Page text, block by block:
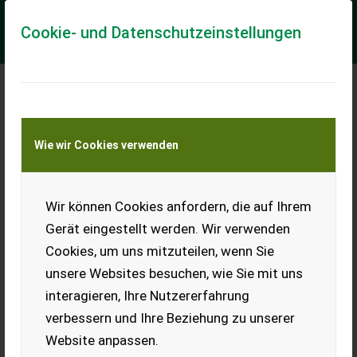
Cookie- und Datenschutzeinstellungen
Wie wir Cookies verwenden
Wir können Cookies anfordern, die auf Ihrem
Gerät eingestellt werden. Wir verwenden
Cookies, um uns mitzuteilen, wenn Sie
unsere Websites besuchen, wie Sie mit uns
interagieren, Ihre Nutzererfahrung
verbessern und Ihre Beziehung zu unserer
Website anpassen.
Case IH 185 Puma LWB CVX
Betriebsstunden 761 mit elektronischem
EUR 162.588 inkl. 20 % MwSt.